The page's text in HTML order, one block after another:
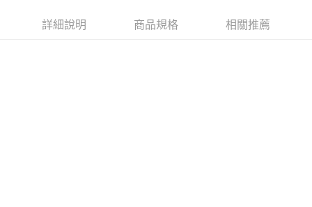
街口支付
詳細說明 商品規格 相關推薦